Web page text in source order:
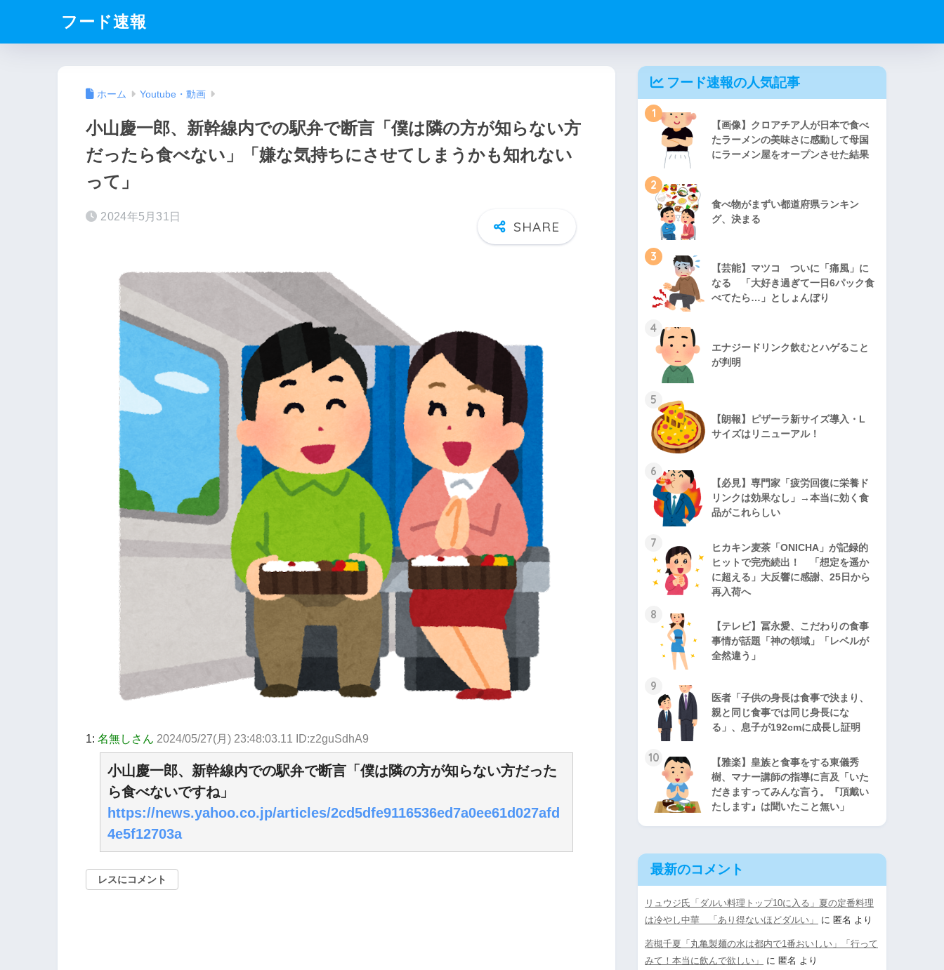
フード速報
ホーム Youtube・動画
小山慶一郎、新幹線内での駅弁で断言「僕は隣の方が知らない方
だったら食べない」「嫌な気持ちにさせてしまうかも知れない
って」
2024年5月31日
1: 名無しさん 2024/05/27(月) 23:48:03.11 ID:z2guSdhA9
小山慶一郎、新幹線内での駅弁で断言「僕は隣の方が知らない方だった
ら食べないですね」
https://news.yahoo.co.jp/articles/2cd5dfe9116536ed7a0ee61d027afd
4e5f12703a
レスにコメント
フード速報の人気記事
1
【画像】クロアチア人が日本で食べ
たラーメンの美味さに感動して母国
にラーメン屋をオープンさせた結果
2
食べ物がまずい都道府県ランキン
グ、決まる
3
【芸能】マツコ ついに「痛風」に
なる 「大好き過ぎて一日6パック食
べてたら…」としょんぼり
4
エナジードリンク飲むとハゲること
が判明
5
【朗報】ピザーラ新サイズ導入・L
サイズはリニューアル！
6
【必見】専門家「疲労回復に栄養ド
リンクは効果なし」→本当に効く食
品がこれらしい
7
ヒカキン麦茶「ONICHA」が記録的
ヒットで完売続出！ 「想定を遥か
に超える」大反響に感謝、25日から
再入荷へ
8
【テレビ】冨永愛、こだわりの食事
事情が話題「神の領域」「レベルが
全然違う」
9
医者「子供の身長は食事で決まり、
親と同じ食事では同じ身長にな
る」、息子が192cmに成長し証明
10
【雅楽】皇族と食事をする東儀秀
樹、マナー講師の指導に言及「いた
だきますってみんな言う。『頂戴い
たします』は聞いたこと無い」
最新のコメント
リュウジ氏「ダルい料理トップ10に入る」夏の定番料理
は冷やし中華 「あり得ないほどダルい」
に 匿名 より
若槻千夏「丸亀製麺の水は都内で1番おいしい」「行って
みて！本当に飲んで欲しい」
に 匿名 より